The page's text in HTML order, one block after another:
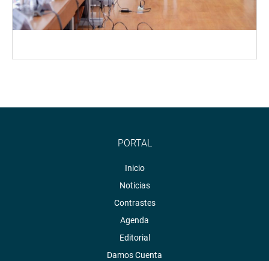
PORTAL
Inicio
Noticias
Contrastes
Agenda
Editorial
Damos Cuenta